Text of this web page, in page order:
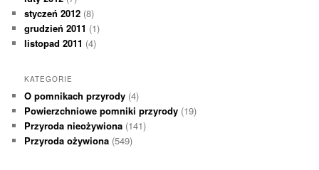
styczeń 2012 (8)
grudzień 2011 (1)
listopad 2011 (4)
KATEGORIE
O pomnikach przyrody (4)
Powierzchniowe pomniki przyrody (19)
Przyroda nieożywiona (141)
Przyroda ożywiona (549)